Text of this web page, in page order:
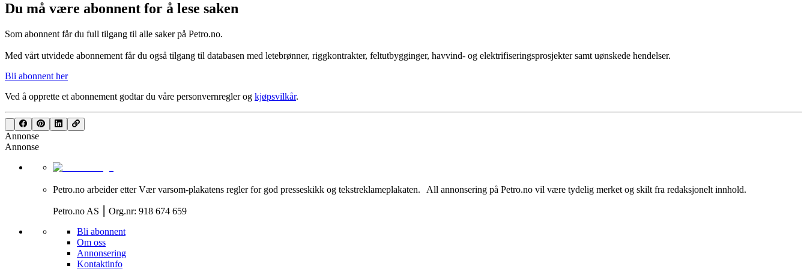
Du må være abonnent for å lese saken
Som abonnent får du full tilgang til alle saker på Petro.no.
Med vårt utvidede abonnement får du også tilgang til databasen med letebrønner, riggkontrakter, feltutbygginger, havvind- og elektrifiseringsprosjekter samt uønskede hendelser.
Bli abonnent her
Ved å opprette et abonnement godtar du våre personvernreglerog kjøpsvilkår.
Annonse
Annonse
Petro.no arbeider etter Vær varsom-plakatens regler for god presseskikk og tekstreklameplakaten. All annonsering på Petro.no vil være tydelig merket og skilt fra redaksjonelt innhold.
Petro.no AS ⎮ Org.nr: 918 674 659
Bli abonnent
Om oss
Annonsering
Kontaktinfo